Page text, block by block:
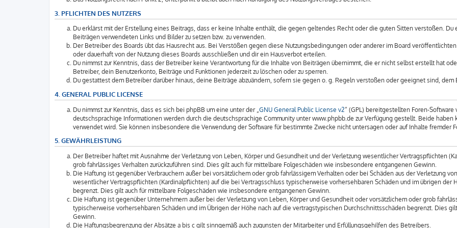
3. PFLICHTEN DES NUTZERS
Du erklärst mit der Erstellung eines Beitrags, dass er keine Inhalte enthält, die gegen geltendes Recht oder die guten Sitten verstoßen.
Beiträgen verwendeten Links und Bilder zu setzen bzw. zu verwenden.
Der Betreiber des Boards übt das Hausrecht aus. Bei Verstößen gegen diese Nutzungsbedingungen oder anderer im Board
oder dauerhaft von der Nutzung dieses Boards ausschließen und dir ein Hausverbot erteilen.
Du nimmst zur Kenntnis, dass der Betreiber keine Verantwortung für die Inhalte von Beiträgen übernimmt, die er nicht selbst erstellt hat
Betreiber, dein Benutzerkonto, Beiträge und Funktionen jederzeit zu löschen oder zu sperren.
Du gestattest dem Betreiber darüber hinaus, deine Beiträge abzuändern, sofern sie gegen o. g. Regeln verstoßen oder geeignet sind,
4. GENERAL PUBLIC LICENSE
Du nimmst zur Kenntnis, dass es sich bei phpBB um eine unter der „ GNU General Public License v2“ (GPL) bereitgestellten Foren-
deutschsprachige Informationen werden durch die deutschsprachige Community unter www.phpbb.de zur Verfügung gestellt. Beide
verwendet wird. Sie können insbesondere die Verwendung der Software für bestimmte Zwecke nicht untersagen oder auf Inhalte fremder
5. GEWÄHRLEISTUNG
Der Betreiber haftet mit Ausnahme der Verletzung von Leben, Körper und Gesundheit und der Verletzung wesentlicher Vertragspflichten
grob fahrlässiges Verhalten zurückzuführen sind. Dies gilt auch für mittelbare Folgeschäden wie insbesondere entgangenen Gewinn.
Die Haftung ist gegenüber Verbrauchern außer bei vorsätzlichem oder grob fahrlässigem Verhalten oder bei Schäden aus der Verletzung
wesentlicher Vertragspflichten (Kardinalpflichten) auf die bei Vertragsschluss typischerweise vorhersehbaren Schäden und im übrigen
begrenzt. Dies gilt auch für mittelbare Folgeschäden wie insbesondere entgangenen Gewinn.
Die Haftung ist gegenüber Unternehmern außer bei der Verletzung von Leben, Körper und Gesundheit oder vorsätzlichem oder grob
typischerweise vorhersehbaren Schäden und im Übrigen der Höhe nach auf die vertragstypischen Durchschnittsschäden begrenzt. Dies
Gewinn.
Die Haftungsbegrenzung der Absätze a bis c gilt sinngemäß auch zugunsten der Mitarbeiter und Erfüllungsgehilfen des Betreibers.